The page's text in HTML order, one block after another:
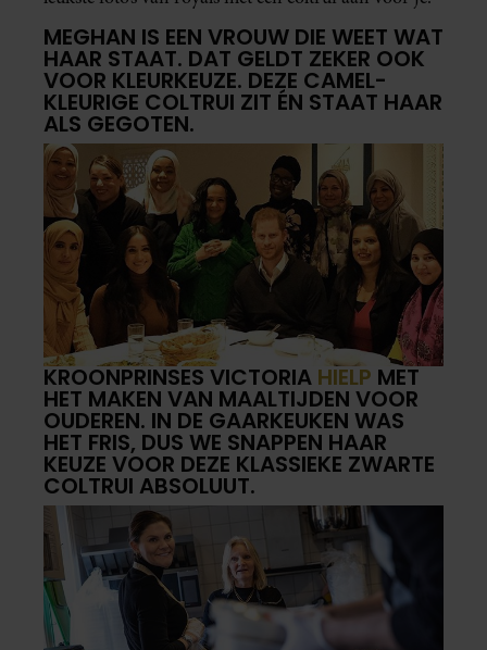
MEGHAN IS EEN VROUW DIE WEET WAT
HAAR STAAT. DAT GELDT ZEKER OOK
VOOR KLEURKEUZE. DEZE CAMEL-
KLEURIGE COLTRUI ZIT ÉN STAAT HAAR
ALS GEGOTEN.
KROONPRINSES VICTORIA HIELP MET
HET MAKEN VAN MAALTIJDEN VOOR
OUDEREN. IN DE GAARKEUKEN WAS
HET FRIS, DUS WE SNAPPEN HAAR
KEUZE VOOR DEZE KLASSIEKE ZWARTE
COLTRUI ABSOLUUT.